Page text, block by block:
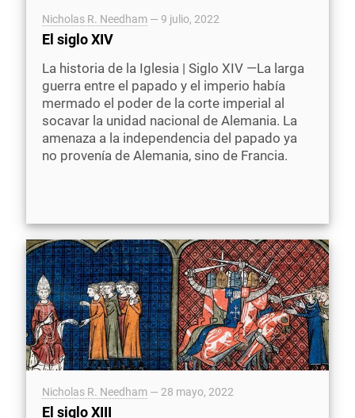
Nicholas R. Needham — 9 julio, 2022
El siglo XIV
La historia de la Iglesia | Siglo XIV —La larga
guerra entre el papado y el imperio había
mermado el poder de la corte imperial al
socavar la unidad nacional de Alemania. La
amenaza a la independencia del papado ya
no provenía de Alemania, sino de Francia.
Nicholas R. Needham — 28 mayo, 2022
El siglo XIII